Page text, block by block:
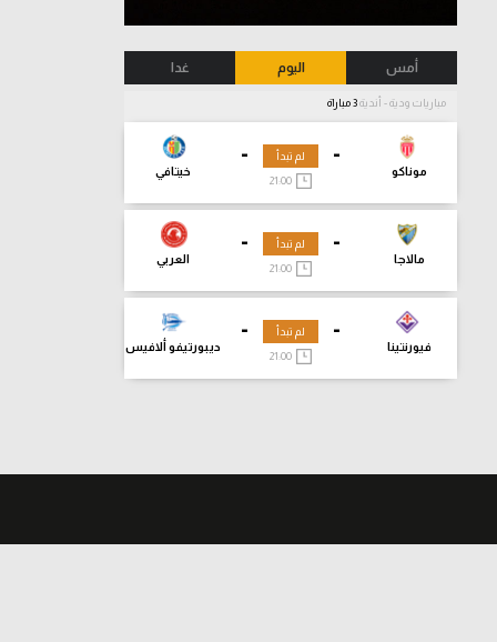
أمس اليوم غدا
مباريات ودية - أندية
-
موناكو
-
خيتافي
لم تبدأ
-
مالاجا
-
العربي
لم تبدأ
-
فيورنتينا
-
ديبورتيفو ألافيس
لم تبدأ